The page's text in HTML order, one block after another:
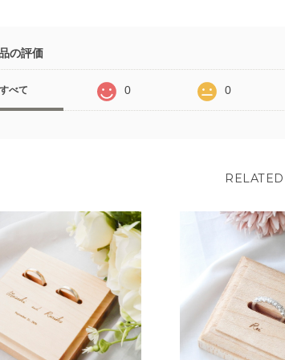
の評価
べて 0 0